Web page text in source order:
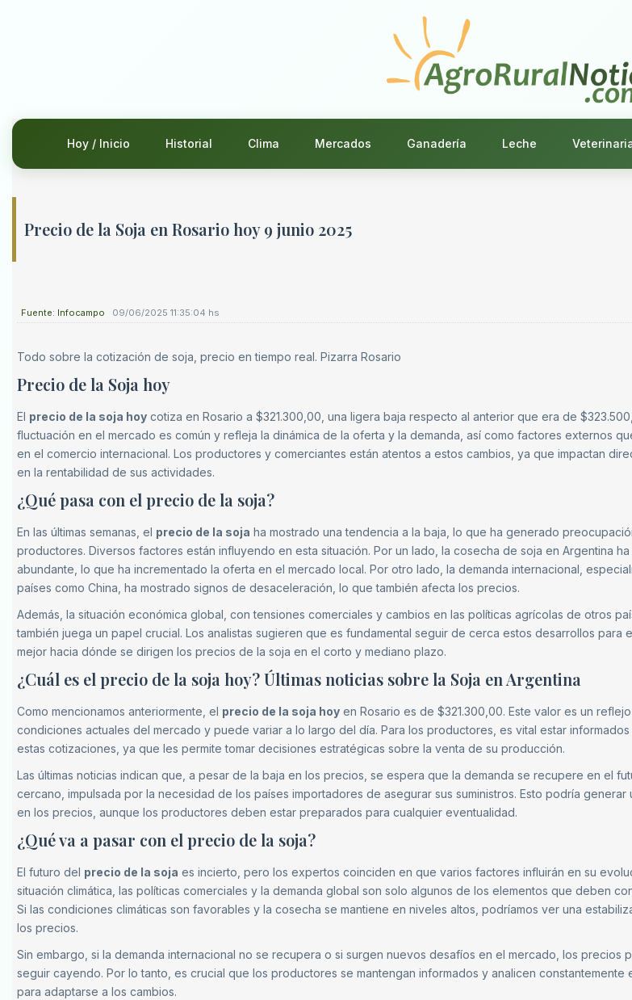
Hoy / Inicio Historial Clima Mercados Ganadería Leche
Precio de la Soja en Rosario hoy 9 junio 2025
Fuente: Infocampo 09/06/2025 11:35:04 hs
Todo sobre la cotización de soja, precio en tiempo real. Pizarra Rosario
Precio de la Soja hoy
El precio de la soja hoy cotiza en Rosario a $321.300,00, una ligera baja respecto al anterior que era de
fluctuación en el mercado es común y refleja la dinámica de la oferta y la demanda, así como factores externos
en el comercio internacional. Los productores y comerciantes están atentos a estos cambios, ya que impactan
en la rentabilidad de sus actividades.
¿Qué pasa con el precio de la soja?
En las últimas semanas, el precio de la soja ha mostrado una tendencia a la baja, lo que ha generado
productores. Diversos factores están influyendo en esta situación. Por un lado, la cosecha de soja en Argentina ha
abundante, lo que ha incrementado la oferta en el mercado local. Por otro lado, la demanda internacional,
países como China, ha mostrado signos de desaceleración, lo que también afecta los precios.
Además, la situación económica global, con tensiones comerciales y cambios en las políticas agrícolas de otros
también juega un papel crucial. Los analistas sugieren que es fundamental seguir de cerca estos desarrollos para
mejor hacia dónde se dirigen los precios de la soja en el corto y mediano plazo.
¿Cuál es el precio de la soja hoy? Últimas noticias sobre la Soja en Argentina
Como mencionamos anteriormente, el precio de la soja hoy en Rosario es de $321.300,00. Este valor es un
condiciones actuales del mercado y puede variar a lo largo del día. Para los productores, es vital estar
estas cotizaciones, ya que les permite tomar decisiones estratégicas sobre la venta de su producción.
Las últimas noticias indican que, a pesar de la baja en los precios, se espera que la demanda se recupere en el
cercano, impulsada por la necesidad de los países importadores de asegurar sus suministros. Esto podría generar
en los precios, aunque los productores deben estar preparados para cualquier eventualidad.
¿Qué va a pasar con el precio de la soja?
El futuro del precio de la soja es incierto, pero los expertos coinciden en que varios factores influirán en su
situación climática, las políticas comerciales y la demanda global son solo algunos de los elementos que deben
Si las condiciones climáticas son favorables y la cosecha se mantiene en niveles altos, podríamos ver una
los precios.
Sin embargo, si la demanda internacional no se recupera o si surgen nuevos desafíos en el mercado, los precios
seguir cayendo. Por lo tanto, es crucial que los productores se mantengan informados y analicen constantemente
para adaptarse a los cambios.